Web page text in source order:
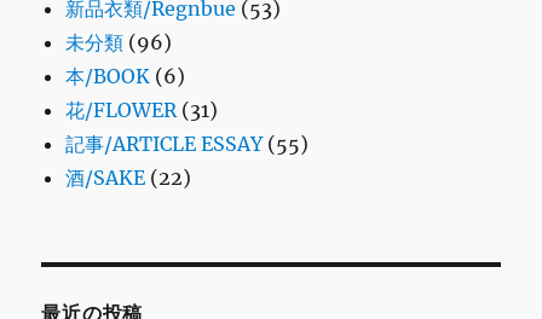
新品衣類/Regnbue (53)
未分類 (96)
本/BOOK (6)
花/FLOWER (31)
記事/ARTICLE ESSAY(55)
酒/SAKE (22)
最近の投稿